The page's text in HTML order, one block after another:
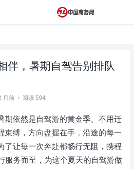
伴，暑期自驾告别排队
月前 • 阅读 594
期依然是自驾游的黄金季。不用迁
束缚，方向盘握在手，沿途的每一
了让每一次奔赴都畅行无阻，携程
服务而至，为这个夏天的自驾游做